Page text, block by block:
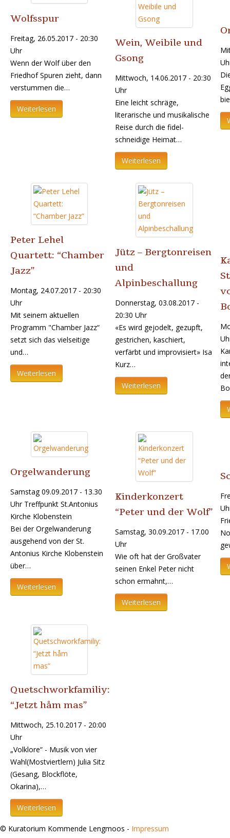
Wolfsspur
Freitag, 26.05.2017 - 20:30
Uhr
Wenn der Wolf über den
Friedhof Spuren zieht, dann
verstummen die…
Weiterlesen
Wein, Weibile und
Gsong
Mittwoch, 14.06.2017 - 20:30
Uhr
Eine leicht schräge,
literarische und musikalische
Reise durch die fidel-
schneidige Heimat…
Weiterlesen
Peter Lehel
Quartett: “Chamber
Jazz”
Montag, 24.07.2017 - 20:30
Uhr
Mit seinem aktuellen
Programm "Chamber Jazz“
setzt sich das vielseitige
und…
Weiterlesen
Jütz – Bergtonreisen
und
Alpinbeschallung
Donnerstag, 03.08.2017 -
20:30 Uhr
«Es wird gejodelt, gezupft,
gestrichen, kaschiert,
verfärbt und improvisiert» Isa
Kurz…
Weiterlesen
Orgelwanderung
Samstag 09.09.2017 - 13.30
Uhr Treffpunkt St.Antonius
Kirche Klobenstein
Bei der Orgelwanderung
ausgehend von der St.
Antonius Kirche Klobenstein
über…
Weiterlesen
Kinderkonzert
“Peter und der Wolf”
Samstag, 30.09.2017 - 17.00
Uhr
Wie oft hat der Großvater
seinen Enkel Peter nicht
schon ermahnt,…
Weiterlesen
Quetschworkfamiliy:
“Jetzt håm mas”
Mittwoch, 25.10.2017 - 20:00
Uhr
„Volklore“ - Musik von vier
Wahl(Mostviertlern) Julia Sitz
(Gesang, Blockflöte,
Okarina),…
Weiterlesen
© Kuratorium Kommende Lengmoos - Impressum